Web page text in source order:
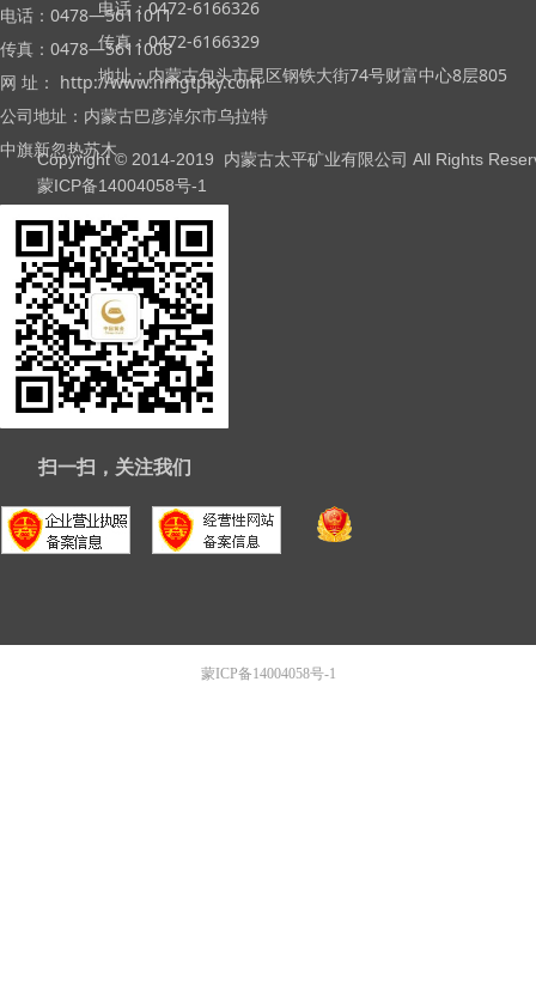
扫一扫，关注我们
Copyright © 2014-2019 内蒙古太平矿业有限公司 All Rights
蒙ICP备14004058号-1
电话：0472-6166326
传真：0472-6166329
地址：内蒙古包头市昆区钢铁大街74号财富中心8层805
电话：0478—5611011
传真：0478—5611008
网 址： http://www.nmgtpky.com
公司地址：内蒙古巴彦淖尔市乌拉特
中旗新忽热苏木
蒙ICP备14004058号-1